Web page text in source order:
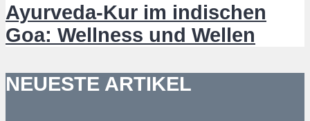
Ayurveda-Kur im indischen
Goa: Wellness und Wellen
NEUESTE ARTIKEL